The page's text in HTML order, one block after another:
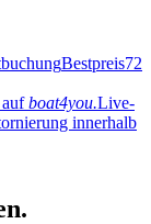
Bestpreis72
boat4you.Live-
innerhalb